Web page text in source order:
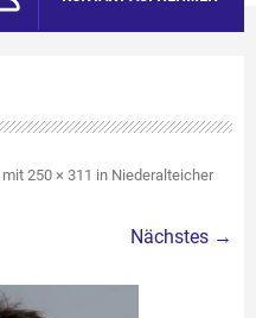
mit 250 × 311 in Niederalteicher
Nächstes →